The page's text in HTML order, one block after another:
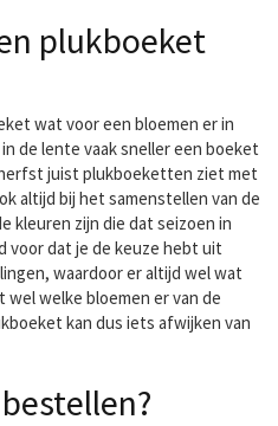
plukboeket
wat voor een bloemen er in
de lente vaak sneller een boeket
juist plukboeketten ziet met
altijd bij het samenstellen van de
kleuren zijn die dat seizoen in
voor dat je de keuze hebt uit
waardoor er altijd wel wat
welke bloemen er van de
kan dus iets afwijken van